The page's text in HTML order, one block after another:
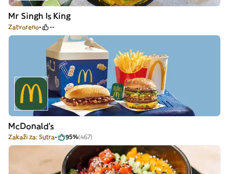
Mr Singh Is King
Zatvoreno --
McDonald's
Zakaži za: Sutra 95%(467)